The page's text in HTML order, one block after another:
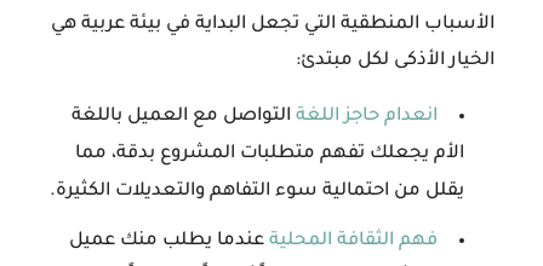
الأسباب المنطقية التي تجعل البداية في بيئة عربية هي
الخيار الأذكى لكل مبتدئ:
انعدام حاجز اللغةالتواصل مع العميل باللغة
الأم يجعلك تفهم متطلبات المشروع بدقة، مما
يقلل من احتمالية سوء التفاهم والتعديلات الكثيرة.
فهم الثقافة المحليةعندما يطلب منك عميل